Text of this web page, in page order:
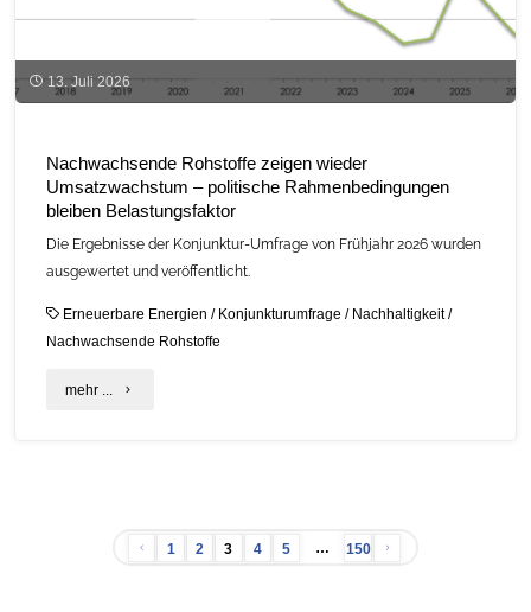
13. Juli 2026
Nachwachsende Rohstoffe zeigen wieder
Umsatzwachstum – politische Rahmenbedingungen
bleiben Belastungsfaktor
Die Ergebnisse der Konjunktur-Umfrage von Frühjahr 2026 wurden
ausgewertet und veröffentlicht.
Erneuerbare Energien / Konjunkturumfrage / Nachhaltigkeit/
Nachwachsende Rohstoffe
mehr ... "Nachwachsende
Umsatzwachstum
1 2 3 4 5 … 150